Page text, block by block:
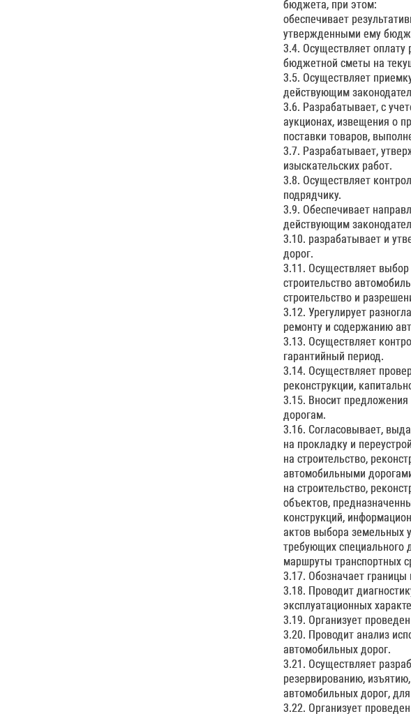
бюджета, при этом:
обеспечивает
утвержденными ему
3.4. Осуществляет
бюджетной сметы на
3.5. Осуществляет
действующим
3.6. Разрабатывает, с
аукционах, извещения о
поставки товаров,
3.7. Разрабатывает,
изыскательских работ.
3.8. Осуществляет
подрядчику.
3.9. Обеспечивает
действующим
3.10. разрабатывает и
дорог.
3.11. Осуществляет выбор
строительство
строительство и
3.12. Урегулирует
ремонту и содержанию
3.13. Осуществляет
гарантийный период.
3.14. Осуществляет
реконструкции,
3.15. Вносит
дорогам.
3.16. Согласовывает,
на прокладку и
на строительство,
автомобильными
на строительство,
объектов,
конструкций,
актов выбора земельных
требующих специального
маршруты транспортных
3.17. Обозначает
3.18. Проводит
эксплуатационных
3.19. Организует
3.20. Проводит анализ
автомобильных дорог.
3.21. Осуществляет
резервированию,
автомобильных дорог,
3.22. Организует